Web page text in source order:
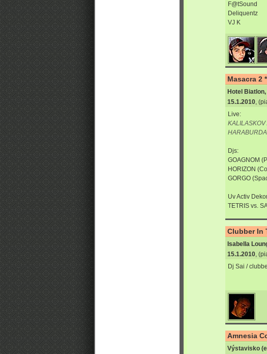
F@tSound
Deliquentz
VJ K
Masacra 2 *
Hotel
15.1.2010,
Live:
KALILASKOV
HARABURDA
Djs:
GOAGNOM
HORIZON
GORGO
Uv Activ
TETRIS vs.
Clubber In
Isabella
15.1.2010 ,
Dj Sai /
Amnesia
Výstavisko